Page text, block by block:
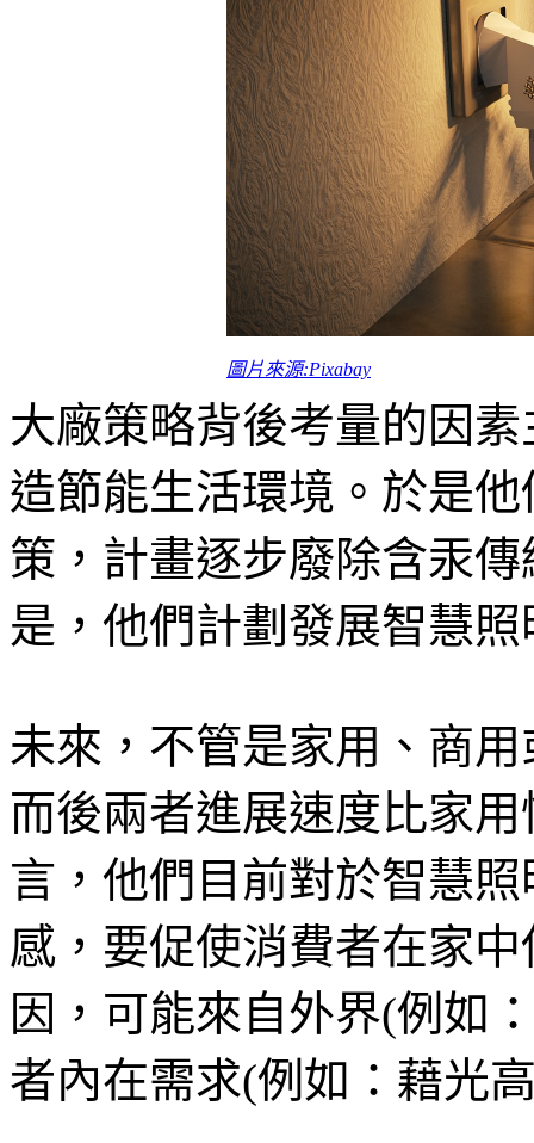
圖片來源:Pixabay
大廠策略背後考量的因
造節能生活環境。於是
策，計畫逐步廢除含汞
是，他們計劃發展智慧
未來，不管是家用、商
而後兩者進展速度比家
言，他們目前對於智慧
感，要促使消費者在家
因，可能來自外界(例如
者內在需求(例如：藉光